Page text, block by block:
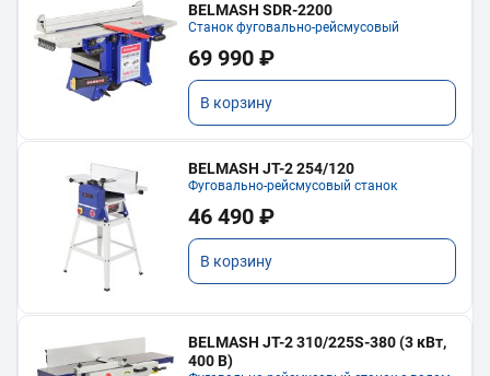
BELMASH SDR-2200
Станок фуговально-рейсмусовый
69 990 ₽
В корзину
BELMASH JT-2 254/120
Фуговально-рейсмусовый станок
46 490 ₽
В корзину
BELMASH JT-2 310/225S-380 (3 кВт,
400 В)